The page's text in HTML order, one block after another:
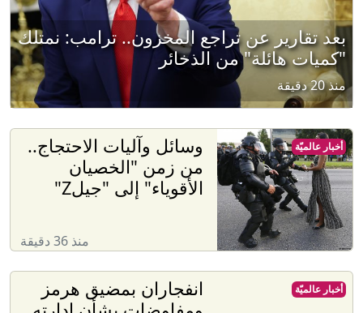
بعد تقارير عن تراجع المخزون.. ترامب: نمتلك
"كميات هائلة" من الذخائر
منذ 20 دقيقة
وسائل وآليات الاحتجاج..
من زمن "الخصيان
الأقوياء" إلى "جيلZ"
منذ 36 دقيقة
أخبار عالميّة
انفجاران بمضيق هرمز
أخبار عالميّة